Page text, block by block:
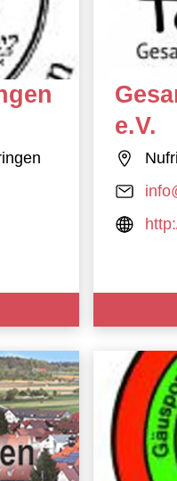
e.V.